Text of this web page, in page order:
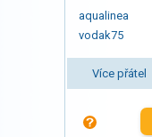
aqualinea
vodak75
Více přátel